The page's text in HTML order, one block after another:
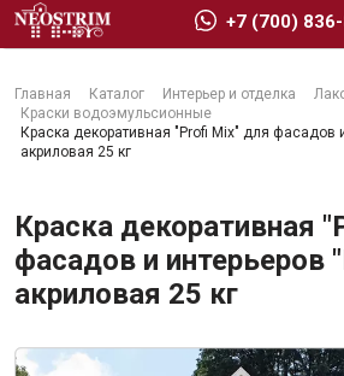
Главная Каталог Интерьер и отделка
Краски водоэмульсионные
Краска декоративная "Profi Mix" для фасадов
акриловая 25 кг
Краска декоративная
фасадов и интерьеров
акриловая 25 кг
+7 (700)
Сухие строительные смеси
Изоляционные материалы